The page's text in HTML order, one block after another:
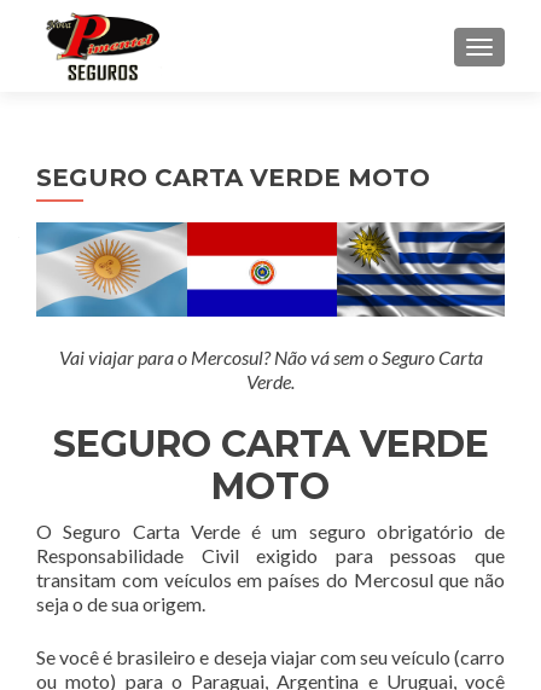
SEGURO CARTA VERDE MOTO
Vai viajar para o Mercosul? Não vá sem o Seguro Carta
Verde.
SEGURO CARTA VERDE
MOTO
O Seguro Carta Verde é um seguro obrigatório de
Responsabilidade Civil exigido para pessoas que
transitam com veículos em países do Mercosul que não
seja o de sua origem.
Se você é brasileiro e deseja viajar com seu veículo (carro
ou moto) para o Paraguai, Argentina e Uruguai, você